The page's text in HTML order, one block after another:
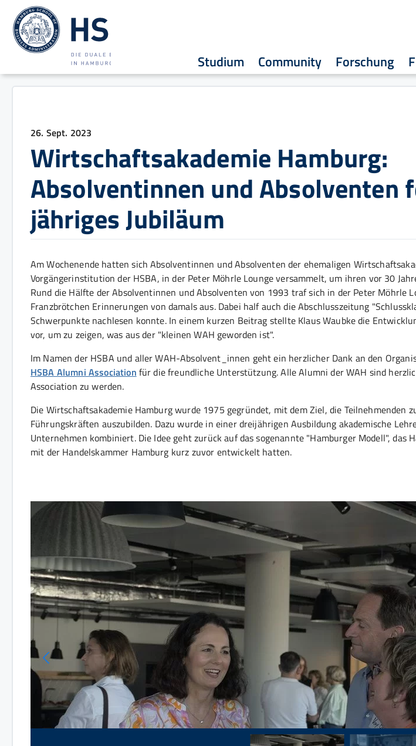
Studium Community Forschung
26. Sept. 2023
Wirtschaftsakademie Hamburg:
Absolventinnen und Absolventen
jähriges Jubiläum
Am Wochenende hatten sich Absolventinnen und Absolventen der ehemaligen
Vorgängerinstitution der HSBA, in der Peter Möhrle Lounge versammelt, um ihren vor 30
Rund die Hälfte der Absolventinnen und Absolventen von 1993 traf sich in der Peter Möhrle
Franzbrötchen Erinnerungen von damals aus. Dabei half auch die Abschlusszeitung
Schwerpunkte nachlesen konnte. In einem kurzen Beitrag stellte Klaus Waubke die
vor, um zu zeigen, was aus der "kleinen WAH geworden ist".
Im Namen der HSBA und aller WAH-Absolvent_innen geht ein herzlicher Dank an den
HSBA Alumni Association für die freundliche Unterstützung. Alle Alumni der WAH sind
Association zu werden.
Die Wirtschaftsakademie Hamburg wurde 1975 gegründet, mit dem Ziel, die Teilnehmenden
Führungskräften auszubilden. Dazu wurde in einer dreijährigen Ausbildung akademische
Unternehmen kombiniert. Die Idee geht zurück auf das sogenannte "Hamburger Modell", das
mit der Handelskammer Hamburg kurz zuvor entwickelt hatten.